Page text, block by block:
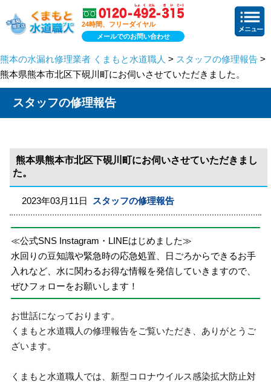
24時間、フリーダイヤル
メールでのお問い合わせ
熊本の水漏れ修理業者 くまもと水道職人 > スタッフの修理報告 >
熊本県熊本市北区下硯川町にお伺いさせていただきました。
スタッフの修理報告
熊本県熊本市北区下硯川町にお伺いさせていただきまし
た。
2023年03月11日 スタッフの修理報告
≪公式SNS Instagram・LINEはじめました≫
水回りの豆知識や緊急時の応急処置、日ごろからできるお手
入れなど、水に関わるお得な情報を発信していきますので、
ぜひフォローをお願いします！
お世話になっております。
くまもと水道職人の修理報告をご覧いただき、ありがとうご
ざいます。
くまもと水道職人では、新型コロナウイルス感染拡大防止対